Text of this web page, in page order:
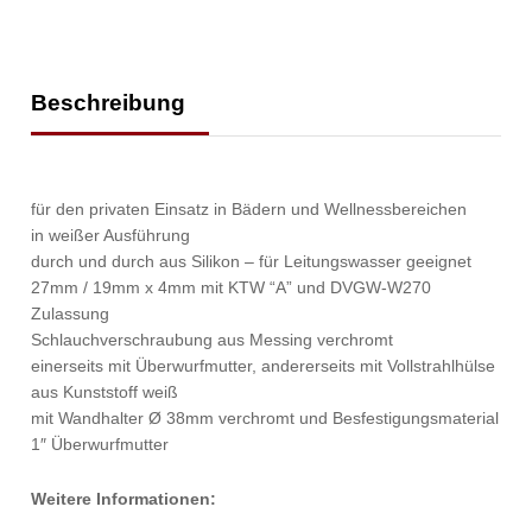
Beschreibung
für den privaten Einsatz in Bädern und Wellnessbereichen
in weißer Ausführung
durch und durch aus Silikon – für Leitungswasser geeignet
27mm / 19mm x 4mm mit KTW “A” und DVGW-W270
Zulassung
Schlauchverschraubung aus Messing verchromt
einerseits mit Überwurfmutter, andererseits mit Vollstrahlhülse
aus Kunststoff weiß
mit Wandhalter Ø 38mm verchromt und Besfestigungsmaterial
1″ Überwurfmutter
Weitere Informationen: